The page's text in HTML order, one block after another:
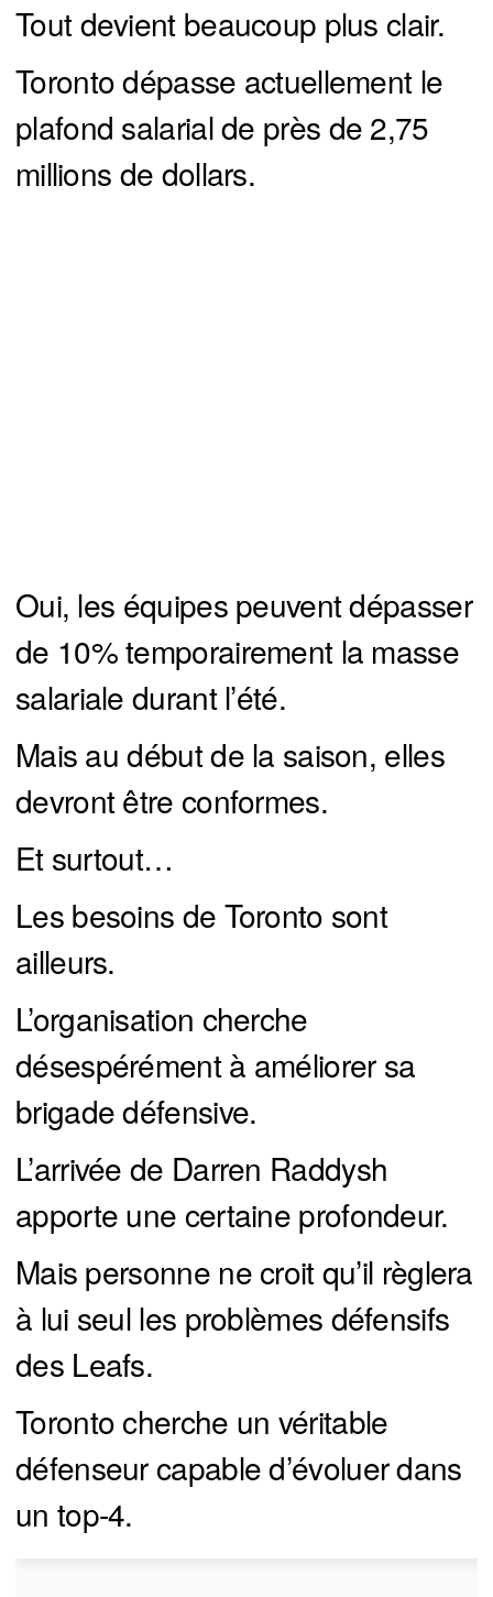
Tout devient beaucoup plus clair.
Toronto dépasse actuellement le
plafond salarial de près de 2,75
millions de dollars.
Oui, les équipes peuvent dépasser
de 10% temporairement la masse
salariale durant l’été.
Mais au début de la saison, elles
devront être conformes.
Et surtout…
Les besoins de Toronto sont
ailleurs.
L’organisation cherche
désespérément à améliorer sa
brigade défensive.
L’arrivée de Darren Raddysh
apporte une certaine profondeur.
Mais personne ne croit qu’il règlera
à lui seul les problèmes défensifs
des Leafs.
Toronto cherche un véritable
défenseur capable d’évoluer dans
un top-4.